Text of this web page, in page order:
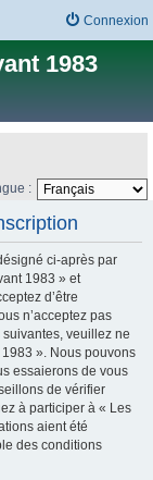
Connexion
1983
:
ci-après par
1983 » et
d’être
n’acceptez pas
veuillez ne
». Nous pouvons
essaierons de vous
de vérifier
à participer à « Les
aient été
des conditions